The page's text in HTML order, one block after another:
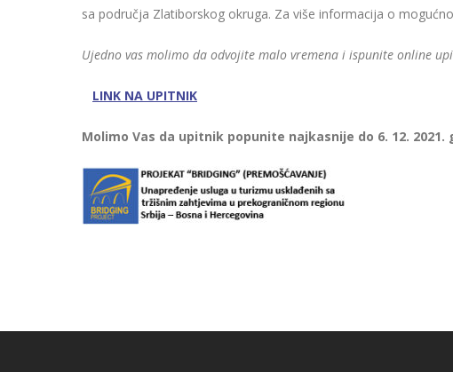
sa područja Zlatiborskog okruga. Za više informacija o
Ujedno vas molimo da odvojite malo vremena i ispunite online
LINK NA UPITNIK
Molimo Vas da upitnik popunite najkasnije do 6. 12. 2021.